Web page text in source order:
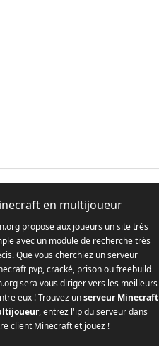
en multijoueur
propose aux joueurs un site très
avec un module de recherche très
Que vous cherchiez un serveur
pvp, cracké, prison ou freebuild
sera vous diriger vers les meilleurs
eux ! Trouvez unserveur Minecraft
, entrez l'ip du serveur dans
client Minecraft et jouez !